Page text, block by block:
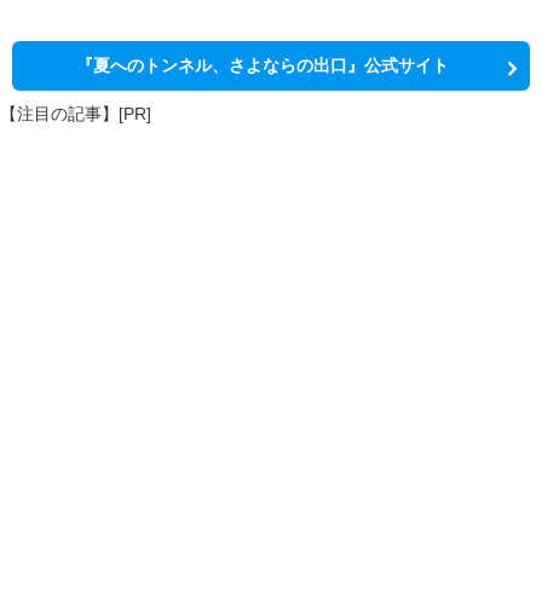
『夏へのトンネル、さよならの出口』公式サイト
【注目の記事】[PR]